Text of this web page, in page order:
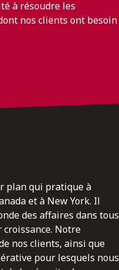
à résoudre les
nos clients ont besoin
plan qui pratique à
et à New York. Il
des affaires dans tous
croissance. Notre
nos clients, ainsi que
pour lesquels nous